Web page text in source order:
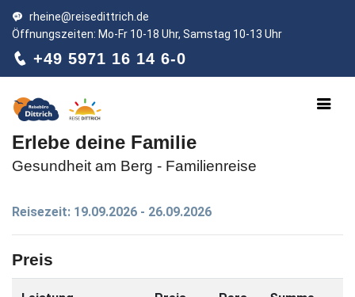
rheine@reisedittrich.de
Öffnungszeiten: Mo-Fr 10-18 Uhr, Samstag 10-13 Uhr
+49 5971 16 14 6-0
Erlebe deine Familie
Gesundheit am Berg - Familienreise
Reisezeit: 19.09.2026 - 26.09.2026
Preis